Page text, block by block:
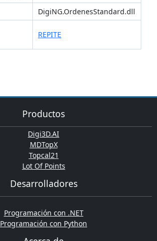
DigiNG.OrdenesStandard.dll
REPITE
Productos
Digi3D.AI
MDTopX
Topcal21
Lot Of Points
Desarrolladores
Programación con .NET
Programación con Python